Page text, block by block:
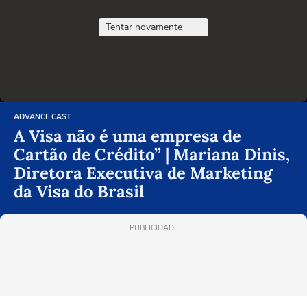
Tentar novamente
ADVANCE CAST
A Visa não é uma empresa de
Cartão de Crédito” | Mariana Dinis,
Diretora Executiva de Marketing
da Visa do Brasil
PUBLICIDADE